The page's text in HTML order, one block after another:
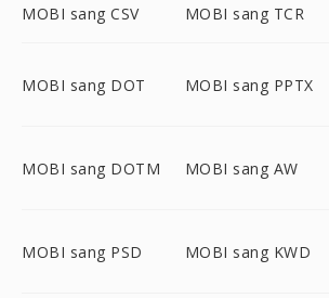
MOBI sang CSV MOBI sang TCR
MOBI sang DOT MOBI sang PPTX
MOBI sang DOTM MOBI sang AW
MOBI sang PSD MOBI sang KWD